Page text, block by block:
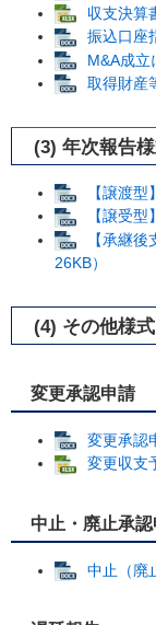
収支決算
振込口座
M&A成立
取得財産
(3) 年次報告
【譲渡
【譲受
【承継
26KB）
(4) その他様式
変更承認申請
変更承認
変更収支
中止・廃止承
中止（廃